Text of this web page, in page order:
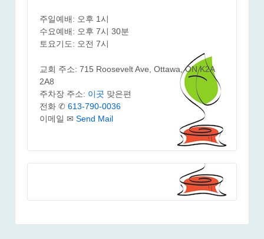
주일예배: 오후 1시
수요예배: 오후 7시 30분
토요기도: 오전 7시
교회 주소: 715 Roosevelt Ave, Ottawa, ON K2A
2A8
주차장 주소: 이곳 맞은편
전화 ✆ 613-790-0036
이메일 ✉ Send Mail